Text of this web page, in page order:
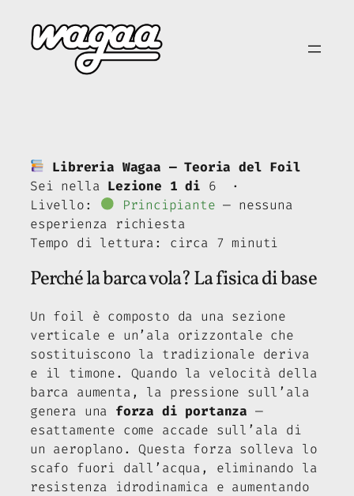
contenuto
Libreria Wagaa — Teoria del Foil
Sei nella Lezione 1 di 6 ·
Livello:
Principiante — nessuna
esperienza richiesta
Tempo di lettura: circa 7 minuti
Perché la barca vola? La fisica di base
Un foil è composto da una sezione
verticale e un’ala orizzontale che
sostituiscono la tradizionale deriva
e il timone. Quando la velocità della
barca aumenta, la pressione sull’ala
genera una forza di portanza —
esattamente come accade sull’ala di
un aeroplano. Questa forza solleva lo
scafo fuori dall’acqua, eliminando la
resistenza idrodinamica e aumentando